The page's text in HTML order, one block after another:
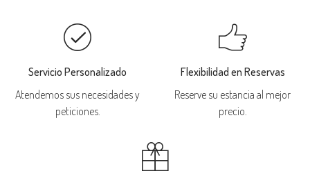
Servicio Personalizado
Atendemos sus necesidades y
peticiones.
Flexibilidad en Reservas
Reserve su estancia al mejor
precio.